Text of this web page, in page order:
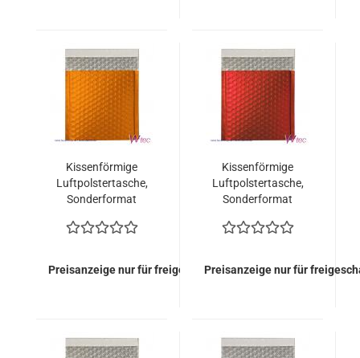
Kissenförmige
Luftpolstertasche,
Sonderformat
Orange metallisch
99,00 Euro)
Preisanzeige nur für freigeschaltete Kunden
Kissenförmige
Luftpolstertasche,
Sonderformat
metallisch Matt (100
Preisanzeige nur für